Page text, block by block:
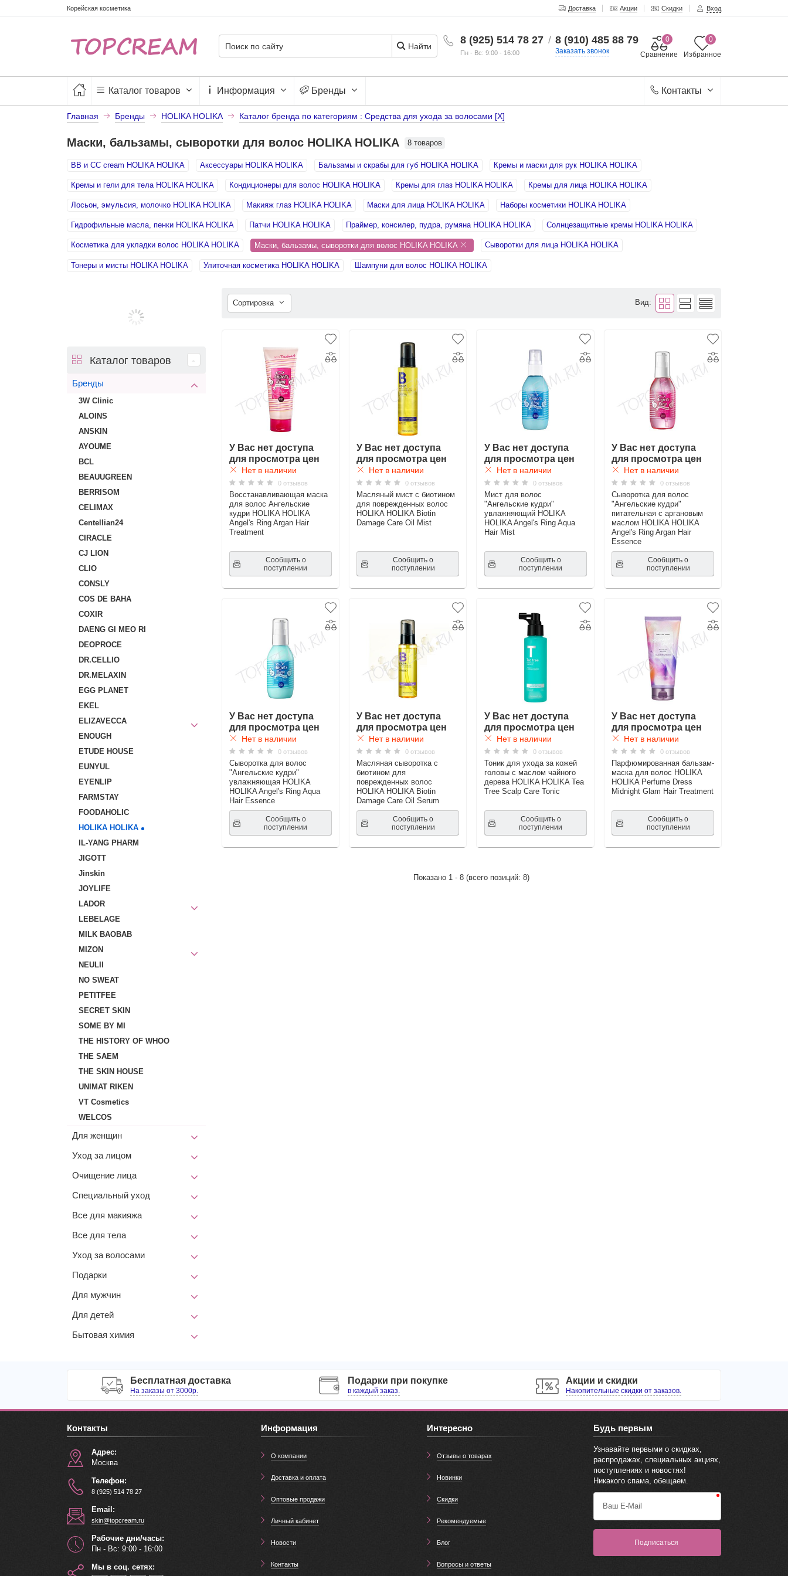
Корейская косметика Доставка Акции Скидки Вход
8 (925) 514 78 27
Пн - Вс: 9:00 - 16:00
/ 8 (910) 485 88 79
Заказать звонок Избранное
0
Сравнение
0
Найти
Каталог товаров Информация Бренды Контакты
Главная Бренды HOLIKA HOLIKA Каталог бренда по категориям : Средства для ухода за волосами [X]
Маски, бальзамы, сыворотки для волос HOLIKA HOLIKA 8 товаров
BB и СС cream HOLIKA HOLIKA Аксессуары HOLIKA HOLIKA Бальзамы и скрабы для губ HOLIKA HOLIKA Кремы и маски для рук HOLIKA HOLIKA
Кремы и гели для тела HOLIKA HOLIKA Кондиционеры для волос HOLIKA HOLIKA Кремы для глаз HOLIKA HOLIKA Кремы для лица HOLIKA HOLIKA
Лосьон, эмульсия, молочко HOLIKA HOLIKA Макияж глаз HOLIKA HOLIKA Маски для лица HOLIKA HOLIKA Наборы косметики HOLIKA HOLIKA
Гидрофильные масла, пенки HOLIKA HOLIKA Патчи HOLIKA HOLIKA Праймер, консилер, пудра, румяна HOLIKA HOLIKA Солнцезащитные кремы HOLIKA HOLIKA
Косметика для укладки волос HOLIKA HOLIKA Маски, бальзамы, сыворотки для волос HOLIKA HOLIKA Сыворотки для лица HOLIKA HOLIKA
Тонеры и мисты HOLIKA HOLIKA Улиточная косметика HOLIKA HOLIKA Шампуни для волос HOLIKA HOLIKA
Сортировка Вид:
У Вас нет доступа
для просмотра цен
Нет в наличии
0 отзывов
Восстанавливающая маска
для волос Ангельские
кудри HOLIKA HOLIKA
Angel's Ring Argan Hair
Treatment
Сообщить о
поступлении
У Вас нет доступа
для просмотра цен
Нет в наличии
0 отзывов
Масляный мист с биотином
для поврежденных волос
HOLIKA HOLIKA Biotin
Damage Care Oil Mist
Сообщить о
поступлении
У Вас нет доступа
для просмотра цен
Нет в наличии
0 отзывов
Мист для волос
"Ангельские кудри"
увлажняющий HOLIKA
HOLIKA Angel's Ring Aqua
Hair Mist
Сообщить о
поступлении
У Вас нет доступа
для просмотра цен
Нет в наличии
0 отзывов
Сыворотка для волос
"Ангельские кудри"
питательная с аргановым
маслом HOLIKA HOLIKA
Angel's Ring Argan Hair
Essence
Сообщить о
поступлении
У Вас нет доступа
для просмотра цен
Нет в наличии
0 отзывов
Сыворотка для волос
"Ангельские кудри"
увлажняющая HOLIKA
HOLIKA Angel's Ring Aqua
Hair Essence
Сообщить о
поступлении
У Вас нет доступа
для просмотра цен
Нет в наличии
0 отзывов
Масляная сыворотка с
биотином для
поврежденных волос
HOLIKA HOLIKA Biotin
Damage Care Oil Serum
Сообщить о
поступлении
У Вас нет доступа
для просмотра цен
Нет в наличии
0 отзывов
Тоник для ухода за кожей
головы с маслом чайного
дерева HOLIKA HOLIKA Tea
Tree Scalp Care Tonic
Сообщить о
поступлении
У Вас нет доступа
для просмотра цен
Нет в наличии
0 отзывов
Парфюмированная бальзам-
маска для волос HOLIKA
HOLIKA Perfume Dress
Midnight Glam Hair Treatment
Сообщить о
поступлении
Показано 1 -8 (всего позиций:8)
Каталог товаров
Бренды
3W Clinic
ALOINS
ANSKIN
AYOUME
BCL
BEAUUGREEN
BERRISOM
CELIMAX
Centellian24
CIRACLE
CJ LION
CLIO
CONSLY
COS DE BAHA
COXIR
DAENG GI MEO RI
DEOPROCE
DR.CELLIO
DR.MELAXIN
EGG PLANET
EKEL
ELIZAVECCA
ENOUGH
ETUDE HOUSE
EUNYUL
EYENLIP
FARMSTAY
FOODAHOLIC
HOLIKA HOLIKA
IL-YANG PHARM
JIGOTT
Jinskin
JOYLIFE
LADOR
LEBELAGE
MILK BAOBAB
MIZON
NEULII
NO SWEAT
PETITFEE
SECRET SKIN
SOME BY MI
THE HISTORY OF WHOO
THE SAEM
THE SKIN HOUSE
UNIMAT RIKEN
VT Cosmetics
WELCOS
Для женщин
Уход за лицом
Очищение лица
Специальный уход
Все для макияжа
Все для тела
Уход за волосами
Подарки
Для мужчин
Для детей
Бытовая химия
Бесплатная доставка
На заказы от 3000р.
Подарки при покупке
в каждый заказ.
Акции и скидки
Накопительные скидки от заказов.
Контакты
Адрес:
Москва
Телефон:
8 (925) 514 78 27
Email:
skin@topcream.ru
Рабочие дни/часы:
Пн - Вс: 9:00 - 16:00
Мы в соц. сетях:
Информация
О компании
Доставка и оплата
Оптовые продажи
Личный кабинет
Новости
Контакты
Интересно
Отзывы о товарах
Новинки
Скидки
Рекомендуемые
Блог
Вопросы и ответы
Будь первым
Узнавайте первыми о скидках,
распродажах, специальных акциях,
поступлениях и новостях!
Никакого спама, обещаем.
Ваш E-Mail
Подписаться